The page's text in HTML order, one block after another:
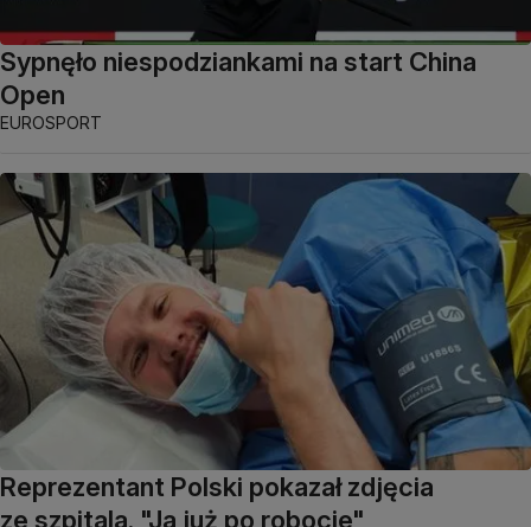
Sypnęło niespodziankami na start China
Open
EUROSPORT
Reprezentant Polski pokazał zdjęcia
ze szpitala. "Ja już po robocie"